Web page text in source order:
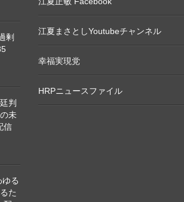
剰
判
未
信
ゆる
た
江夏まさとしYoutubeチャンネル
幸福実現党
HRPニュースファイル